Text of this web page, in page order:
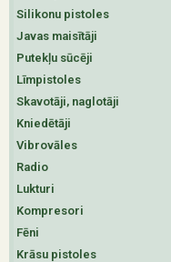
Silikonu pistoles
Javas maisītāji
Putekļu sūcēji
Līmpistoles
Skavotāji, naglotāji
Kniedētāji
Vibrovāles
Radio
Lukturi
Kompresori
Fēni
Krāsu pistoles